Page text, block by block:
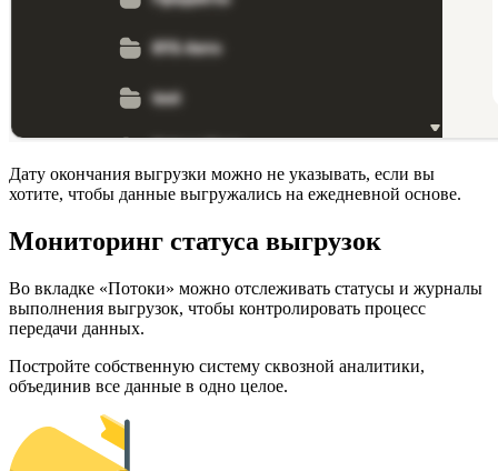
Дату окончания выгрузки можно не указывать, если вы
хотите, чтобы данные выгружались на ежедневной основе.
Мониторинг статуса выгрузок
Во вкладке «Потоки» можно отслеживать статусы и журналы
выполнения выгрузок, чтобы контролировать процесс
передачи данных.
Постройте собственную систему сквозной аналитики,
объединив все данные в одно целое.